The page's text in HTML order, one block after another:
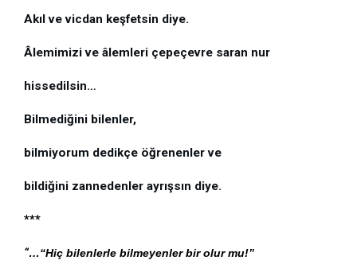
Akıl ve vicdan keşfetsin diye.
Âlemimizi ve âlemleri çepeçevre saran nur
hissedilsin…
Bilmediğini bilenler,
bilmiyorum dedikçe öğrenenler ve
bildiğini zannedenler ayrışsın diye.
***
“…“Hiç bilenlerle bilmeyenler bir olur mu!”